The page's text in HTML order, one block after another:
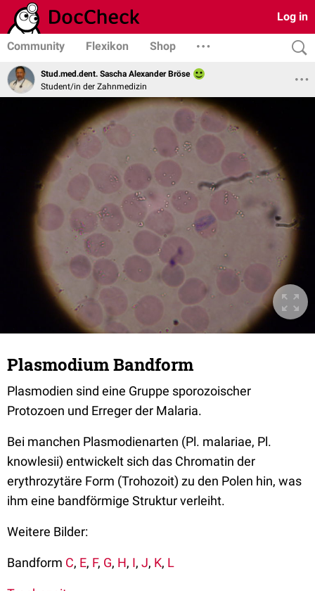
Log in
Community Flexikon Shop
Stud.med.dent. Sascha Alexander Bröse
Student/in der Zahnmedizin
Plasmodium Bandform
Plasmodien sind eine Gruppe sporozoischer
Protozoen und Erreger der Malaria.
Bei manchen Plasmodienarten (Pl. malariae, Pl.
knowlesii) entwickelt sich das Chromatin der
erythrozytäre Form (Trohozoit) zu den Polen hin, was
ihm eine bandförmige Struktur verleiht.
Weitere Bilder:
Bandform C, E, F, G, H, I, J, K, L